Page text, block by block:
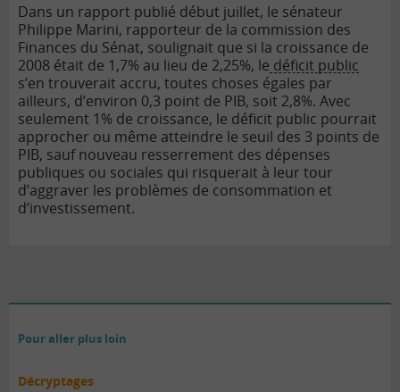
Dans un rapport publié début juillet, le sénateur
Philippe Marini, rapporteur de la commission des
Finances du Sénat, soulignait que si la croissance de
2008 était de 1,7% au lieu de 2,25%, le déficit public
s’en trouverait accru, toutes choses égales par
ailleurs, d’environ 0,3 point de PIB, soit 2,8%. Avec
seulement 1% de croissance, le déficit public pourrait
approcher ou même atteindre le seuil des 3 points de
PIB, sauf nouveau resserrement des dépenses
publiques ou sociales qui risquerait à leur tour
d’aggraver les problèmes de consommation et
d’investissement.
Pour aller plus loin
Décryptages